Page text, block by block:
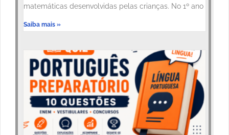
matemáticas desenvolvidas pelas crianças. No 1º ano
Saiba mais »